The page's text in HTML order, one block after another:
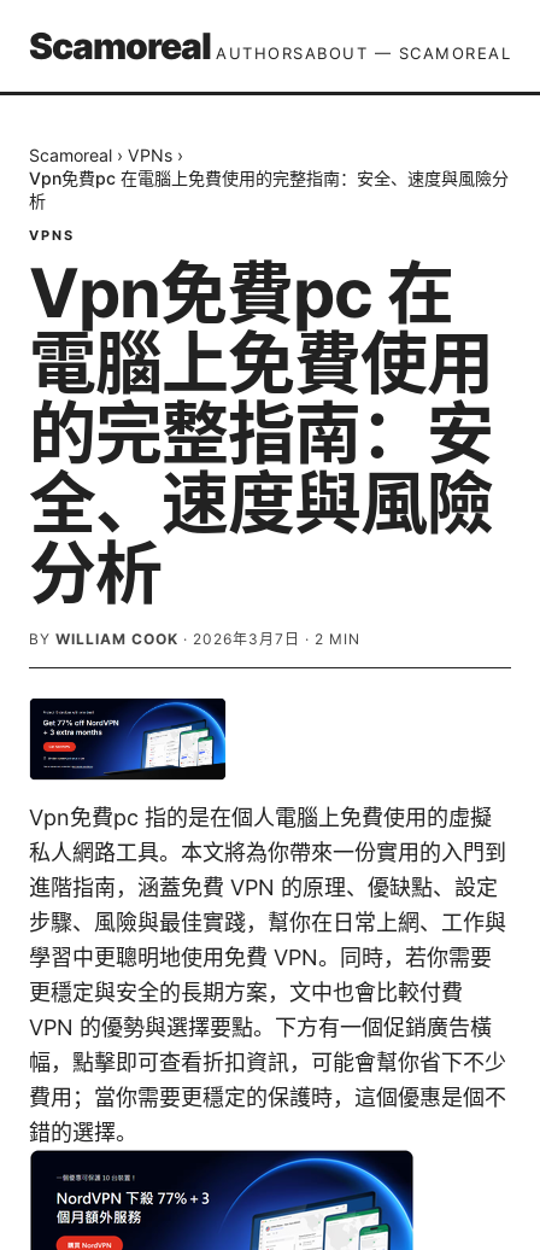
Scamoreal AUTHORSABOUT — SCAMOREAL
Scamoreal › VPNs ›
Vpn免費pc 在電腦上免費使用的完整指南：安全、速度與風險分
析
VPNS
Vpn免費pc 在
電腦上免費使用
的完整指南：安
全、速度與風險
分析
BY WILLIAM COOK · 2026年3月7日 · 2 MIN
Vpn免費pc 指的是在個人電腦上免費使用的虛擬
私人網路工具。本文將為你帶來一份實用的入門到
進階指南，涵蓋免費 VPN 的原理、優缺點、設定
步驟、風險與最佳實踐，幫你在日常上網、工作與
學習中更聰明地使用免費 VPN。同時，若你需要
更穩定與安全的長期方案，文中也會比較付費
VPN 的優勢與選擇要點。下方有一個促銷廣告橫
幅，點擊即可查看折扣資訊，可能會幫你省下不少
費用；當你需要更穩定的保護時，這個優惠是個不
錯的選擇。